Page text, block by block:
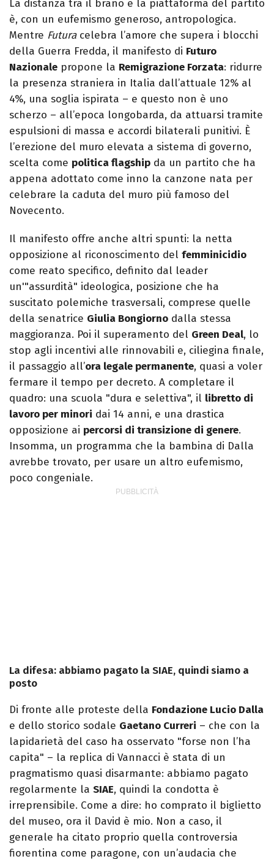
La distanza tra il brano e la piattaforma del partito
è, con un eufemismo generoso, antropologica.
Mentre Futuracelebra l’amore che supera i blocchi
della Guerra Fredda, il manifesto di Futuro
Nazionale propone la Remigrazione Forzata: ridurre
la presenza straniera in Italia dall’attuale 12% al
4%, una soglia ispirata – e questo non è uno
scherzo – all’epoca longobarda, da attuarsi tramite
espulsioni di massa e accordi bilaterali punitivi. È
l’erezione del muro elevata a sistema di governo,
scelta come politica flagship da un partito che ha
appena adottato come inno la canzone nata per
celebrare la caduta del muro più famoso del
Novecento.
Il manifesto offre anche altri spunti: la netta
opposizione al riconoscimento del femminicidio
come reato specifico, definito dal leader
un'"assurdità" ideologica, posizione che ha
suscitato polemiche trasversali, comprese quelle
della senatrice Giulia Bongiorno dalla stessa
maggioranza. Poi il superamento del Green Deal, lo
stop agli incentivi alle rinnovabili e, ciliegina finale,
il passaggio all’ora legale permanente, quasi a voler
fermare il tempo per decreto. A completare il
quadro: una scuola "dura e selettiva", il libretto di
lavoro per minori dai 14 anni, e una drastica
opposizione ai percorsi di transizione di genere.
Insomma, un programma che la bambina di Dalla
avrebbe trovato, per usare un altro eufemismo,
poco congeniale.
La difesa: abbiamo pagato la SIAE, quindi siamo a
posto
Di fronte alle proteste della Fondazione Lucio Dalla
e dello storico sodale Gaetano Curreri – che con la
lapidarietà del caso ha osservato "forse non l’ha
capita" – la replica di Vannacci è stata di un
pragmatismo quasi disarmante: abbiamo pagato
regolarmente la SIAE, quindi la condotta è
irreprensibile. Come a dire: ho comprato il biglietto
del museo, ora il David è mio. Non a caso, il
generale ha citato proprio quella controversia
fiorentina come paragone, con un’audacia che